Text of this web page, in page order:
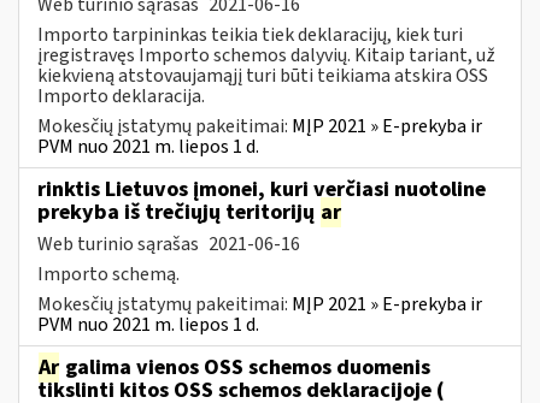
Importo tarpininkas teikia tiek deklaracijų, kiek turi
įregistravęs Importo schemos dalyvių. Kitaip tariant, už
kiekvieną atstovaujamąjį turi būti teikiama atskira OSS
Importo deklaracija.
Mokesčių įstatymų pakeitimai: MĮP 2021 » E-prekyba ir
PVM nuo 2021 m. liepos 1 d.
rinktis Lietuvos įmonei, kuri verčiasi nuotoline
prekyba iš trečiųjų teritorijų ar
Web turinio sąrašas 2021-06-16
Importo schemą.
Mokesčių įstatymų pakeitimai: MĮP 2021 » E-prekyba ir
PVM nuo 2021 m. liepos 1 d.
Ar galima vienos OSS schemos duomenis
tikslinti kitos OSS schemos deklaracijoje (